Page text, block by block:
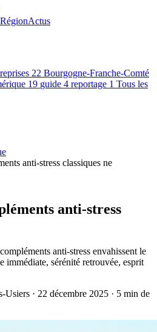
RégionActus
22 Bourgogne-Franche-Comté
19 guide 4 reportage 1 Tous les
anti-stress classiques ne
anti-stress
anti-stress envahissent le
immédiate, sérénité retrouvée, esprit
· 22 décembre 2025 · 5 min de